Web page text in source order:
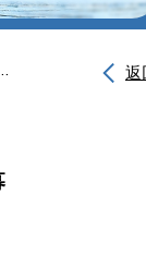
周年感恩崇拜返